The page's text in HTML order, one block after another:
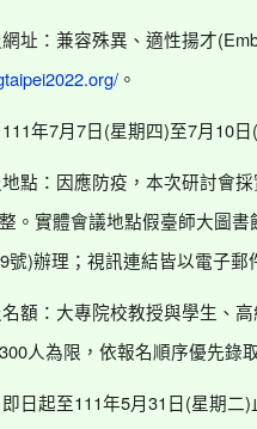
址：兼容殊異、適性揚才
。
111年7月 7日 (星期四)至7月 10日 (
點：因應防疫，本次研討會
。實體會議地點假臺師大圖書
號)辦理；視訊連結皆以電子郵
額：大專院校教授與學生、
300人為限，依報名順序優先錄
日起至111年5月 31 日 (星期二)